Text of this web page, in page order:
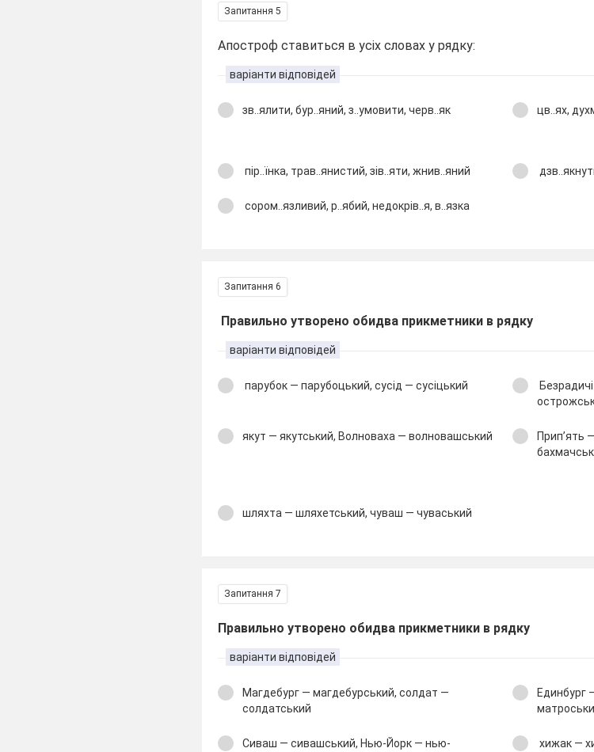
Запитання 5
Апостроф ставиться в усіх словах у рядку:
варіанти відповідей
зв..ялити, бур..яний, з..умовити, черв..як цв..ях,
пір..їнка, трав..янистий, зів..яти, жнив..яний
сором..язливий, р..ябий, недокрів..я, в..язка
Запитання 6
Правильно утворено обидва прикметники в рядку
варіанти відповідей
парубок — парубоцький, сусід — сусіцький
якут — якутський, Волноваха — волновашський
Прип’ять
шляхта — шляхетський, чуваш — чуваський
Запитання 7
Правильно утворено обидва прикметники в рядку
варіанти відповідей
Магдебург — магдебурський, солдат —
солдатський
Единбург
Сиваш — сивашський, Нью-Йорк — нью-
хижак —